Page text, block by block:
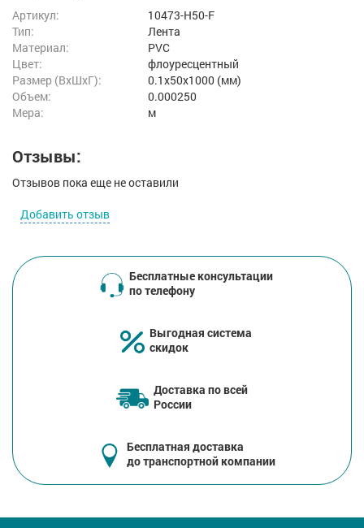
Артикул:
10473-H50-F
Тип:
Лента
Материал:
PVC
Цвет:
флоуресцентный
Размер (ВxШxГ):
0.1x50x1000 (мм)
Объем:
0.000250
Мера:
м
Отзывы:
Отзывов пока еще не оставили
Добавить отзыв
Бесплатные консультации
по телефону
Выгодная система
скидок
Доставка по всей
России
Бесплатная доставка
до транспортной компании